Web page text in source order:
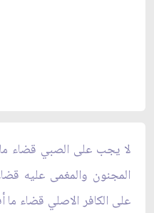
لا يجب على الصبي قضاء
المجنون والمغمى عليه
على الكافر الاصلي قضاء